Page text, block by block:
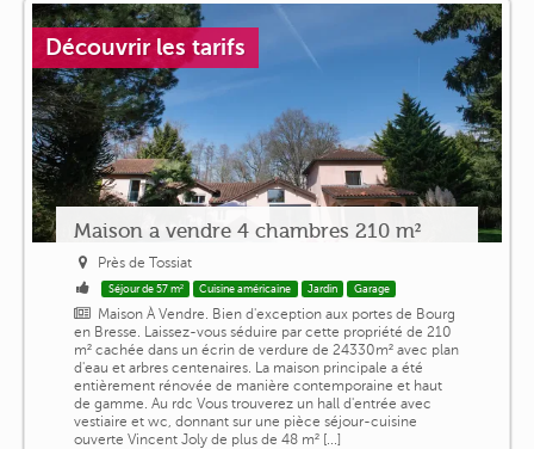
Découvrir les tarifs
Maison a vendre 4 chambres 210 m²
Près de Tossiat
Séjour de 57 m² Cuisine américaine Jardin Garage
Maison À Vendre. Bien d'exception aux portes de Bourg
en Bresse. Laissez-vous séduire par cette propriété de 210
m² cachée dans un écrin de verdure de 24330m² avec plan
d'eau et arbres centenaires. La maison principale a été
entièrement rénovée de manière contemporaine et haut
de gamme. Au rdc Vous trouverez un hall d'entrée avec
vestiaire et wc, donnant sur une pièce séjour-cuisine
ouverte Vincent Joly de plus de 48 m² [...]